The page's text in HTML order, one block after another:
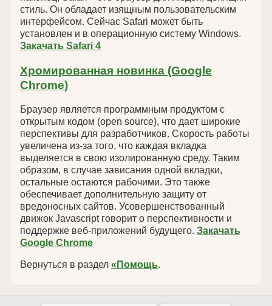
стиль. Он обладает изящным пользовательским
интерфейсом. Сейчас Safari может быть
установлен и в операционную систему Windows.
Закачать Safari 4
Хромированная новинка (Google
Chrome)
Браузер является программным продуктом с
открытым кодом (open source), что дает широкие
перспективы для разработчиков. Скорость работы
увеличена из-за того, что каждая вкладка
выделяется в свою изолированную среду. Таким
образом, в случае зависания одной вкладки,
остальные остаются рабочими. Это также
обеспечивает дополнительную защиту от
вредоносных сайтов. Усовершенствованный
движок Javascript говорит о перспективности и
поддержке веб-приложений будущего. Закачать
Google Chrome
Вернуться в раздел «Помощь.